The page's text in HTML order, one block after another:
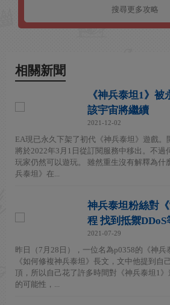
相關新聞
《神兵泰坦1》
該宇宙將繼續
2021-12-02
EA現已永久下架了初代《神兵泰坦》遊戲
將於2022年3月1日從訂閱服務中移出。不過
玩家仍然可以遊玩。 雖然重生沒有解釋為什
兵泰坦》在...
神兵泰坦粉絲對
程 找到抵禦
2021-07-29
昨日（7月28日），一位名為p0358的《神兵
《如何修複神兵泰坦》長文，文中他提到自
頂，所以自己花了許多時間對《神兵泰坦1
的可能性，...